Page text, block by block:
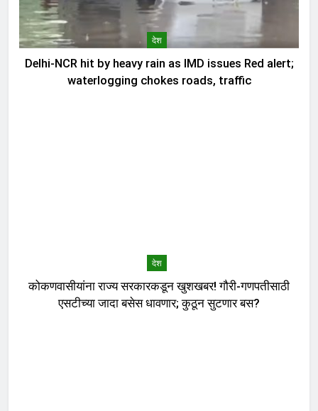
देश
Delhi-NCR hit by heavy rain as IMD issues Red alert;
waterlogging chokes roads, traffic
देश
कोकणवासीयांना राज्य सरकारकडून खुशखबर! गौरी-गणपतीसाठी
एसटीच्या जादा बसेस धावणार; कुठून सुटणार बस?